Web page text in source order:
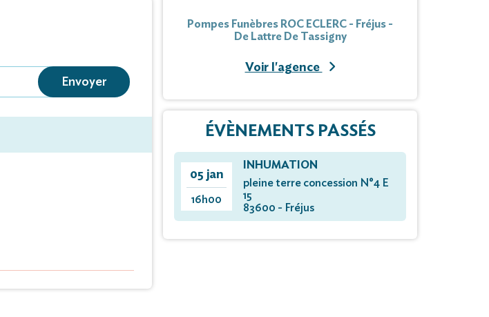
Envoyer
Pompes Funèbres ROC ECLERC - Fréjus -
De Lattre De Tassigny
Voir l'agence
ÉVÈNEMENTS PASSÉS
05 jan
16h00
INHUMATION
pleine terre concession N°4 E
15
83600 - Fréjus